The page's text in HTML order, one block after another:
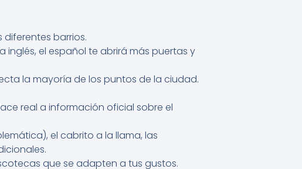
barrios.
inglés, el español te abrirá más puertas y
la mayoría de los puntos de la ciudad.
real a información oficial sobre el
el cabrito a la llama, las
que se adapten a tus gustos.